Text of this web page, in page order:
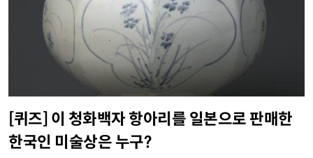
[퀴즈] 이 청화백자 항아리를 일본으로 판매한
한국인 미술상은 누구?